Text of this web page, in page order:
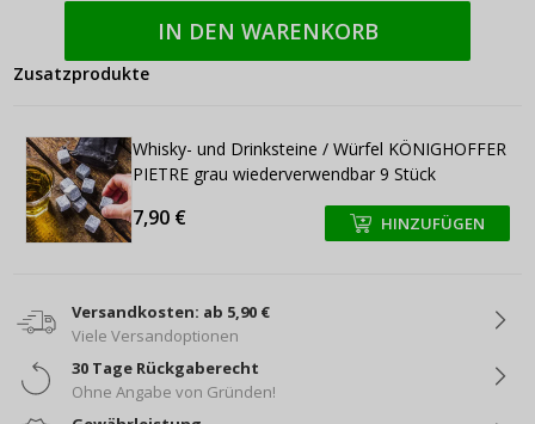
IN DEN WARENKORB
Zusatzprodukte
Whisky- und Drinksteine / Würfel KÖNIGHOFFER
PIETRE grau wiederverwendbar 9 Stück
7,90 € +
+ HINZUFÜGEN
Versandkosten: ab 5,90 €
Viele Versandoptionen
30 Tage Rückgaberecht
Ohne Angabe von Gründen!